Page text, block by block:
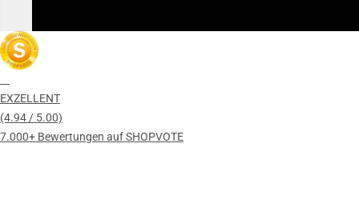
EXZELLENT
(4.94 / 5.00)
7.000+ Bewertungen auf SHOPVOTE